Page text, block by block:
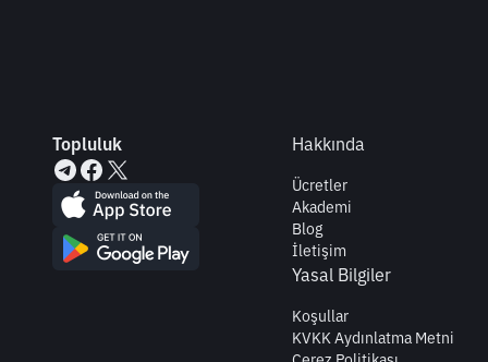
Topluluk Hakkında
Ücretler
Akademi
Blog
İletişim
Yasal Bilgiler
Koşullar
KVKK Aydınlatma Metni